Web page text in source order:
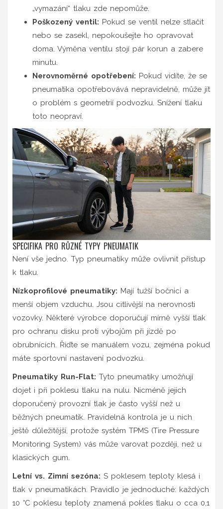
„vymazání“ tlaku zde nepomůže.
Poškozený ventil: Pokud se ventil nelze stlačit
nebo se zasekl, nepokoušejte ho opravovat
doma. Výměna ventilu stojí pár korun a zabere
minutu.
Nerovnoměrné opotřebení: Pokud vidíte, že se
pneumatika opotřebovává nepravidelně, může jít
o problém s geometrií podvozku. Snížení tlaku
toto neopraví.
SPECIFIKA PRO RŮZNÉ TYPY PNEUMATIK
Není vše jedno. Typ pneumatiky může ovlivnit přístup
k tlaku.
Nízkoprofilové pneumatiky: Mají tužší bočnici a
menší objem vzduchu. Jsou citlivější na nerovnosti
vozovky. Některé výrobce doporučují mírně vyšší tlak
pro ochranu disku proti výbojům při jízdě po
obrubnících. Řiďte se manuálem vozu, zejména pokud
máte sportovní nastavení podvozku.
Pneumatiky Run-Flat: Tyto pneumatiky umožňují
dojet i při poklesu tlaku na nulu. Nicméně jejich
doporučený provozní tlak je často vyšší než u
běžných pneumatik. Pravidelná kontrola je u nich
ještě důležitější, protože systém TPMS (Tire Pressure
Monitoring System) vás může varovat později, než u
klasických gum.
Letní vs. Zimní sezóna: S poklesem teploty klesá i
tlak v pneumatikách. Pravidlo je jednoduché: každých
10 °C poklesu teploty znamená pokles tlaku o cca 0,1